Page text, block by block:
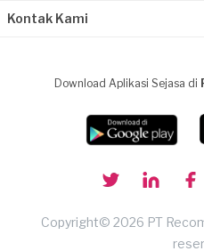
Kontak Kami
Download Aplikasi Sejasa di
Copyright© 2026 PT